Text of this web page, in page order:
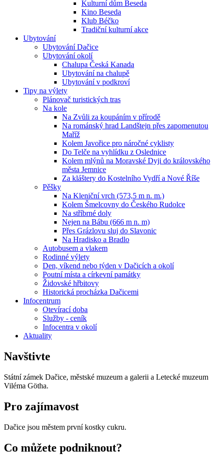
Kulturní dům Beseda
Kino Beseda
Klub Béčko
Tradiční kulturní akce
Ubytování
Ubytování Dačice
Ubytování okolí
Chalupa Česká Kanada
Ubytování na chalupě
Ubytování v podkroví
Tipy na výlety
Plánovač turistických tras
Na kole
Na Zvůli za koupáním v přírodě
Na románský hrad Landštejn přes zapomenutou
Maříž
Kolem Javořice pro náročné cyklisty
Do Telče na vyhlídku z Oslednice
Kolem mlýnů na Moravské Dyji do královského
města Jemnice
Za kláštery do Kostelního Vydří a Nové Říše
Pěšky
Na Kleniční vrch (573,5 m n. m.)
Kolem Šmelcovny do Českého Rudolce
Na stříbrné doly
Nejen na Bábu (666 m n. m)
Přes Grázlovu sluj do Slavonic
Na Hradisko a Bradlo
Autobusem a vlakem
Rodinné výlety
Den, víkend nebo týden v Dačicích a okolí
Poutní místa a církevní památky
Židovské hřbitovy
Historická procházka Dačicemi
Infocentrum
Otevírací doba
Služby - ceník
Infocentra v okolí
Aktuality
Navštivte
Státní zámek Dačice, městské muzeum a galerii a Letecké muzeum
Viléma Götha.
Pro zajímavost
Dačice jsou městem první kostky cukru.
Co můžete podniknout?